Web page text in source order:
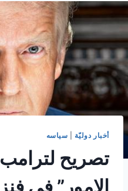
أخبار دوليّة سياسه
تصريح
الامور” في